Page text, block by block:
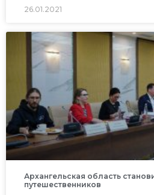
26.01.2021
Архангельская область
путешественников